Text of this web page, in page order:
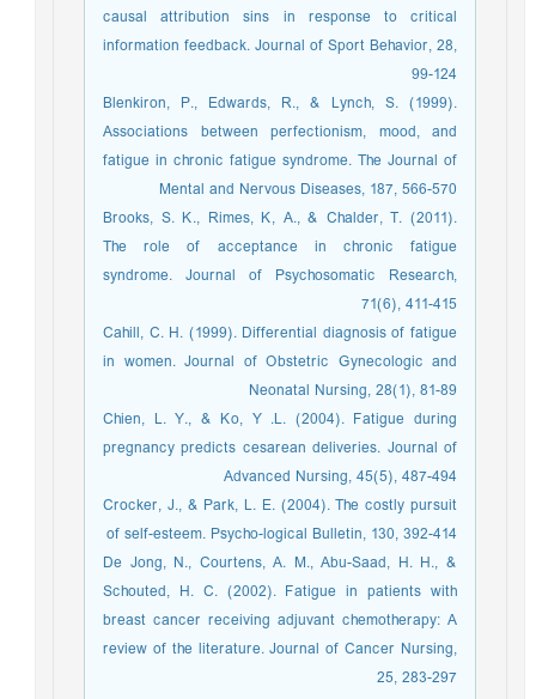
causal attribution sins in response to critical
information feedback. Journal of Sport Behavior, 28,
99-124
Blenkiron, P., Edwards, R., & Lynch, S. (1999).
Associations between perfectionism, mood, and
fatigue in chronic fatigue syndrome. The Journal of
Mental and Nervous Diseases, 187, 566-570
Brooks, S. K., Rimes, K, A., & Chalder, T. (2011).
The role of acceptance in chronic fatigue
syndrome. Journal of Psychosomatic Research,
71(6), 411-415
Cahill, C. H. (1999). Differential diagnosis of fatigue
in women. Journal of Obstetric Gynecologic and
Neonatal Nursing, 28(1), 81-89
Chien, L. Y., & Ko, Y .L. (2004). Fatigue during
pregnancy predicts cesarean deliveries. Journal of
Advanced Nursing, 45(5), 487-494
Crocker, J., & Park, L. E. (2004). The costly pursuit
of self-esteem. Psycho-logical Bulletin, 130, 392-414
De Jong, N., Courtens, A. M., Abu-Saad, H. H., &
Schouted, H. C. (2002). Fatigue in patients with
breast cancer receiving adjuvant chemotherapy: A
review of the literature. Journal of Cancer Nursing,
25, 283-297